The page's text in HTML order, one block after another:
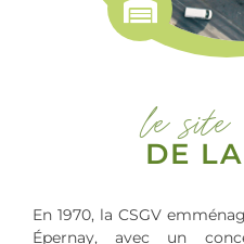
le site
DE
En 1970, la CSGV
Épernay, avec un